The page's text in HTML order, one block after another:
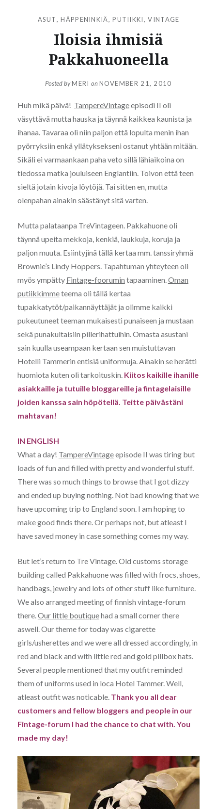
ASUT,HÄPPENINKIÄ,PUTIIKKI,VINTAGE
Iloisia ihmisiä
Pakkahuoneella
Posted byMERI on NOVEMBER 21, 2010
Huh mikä päivä! TampereVintageepisodi II oli
väsyttävä mutta hauska ja täynnä kaikkea kaunista ja
ihanaa. Tavaraa oli niin paljon että lopulta menin ihan
pyörryksiin enkä yllätyksekseni ostanut yhtään mitään.
Sikäli ei varmaankaan paha veto sillä lähiaikoina on
tiedossa matka jouluiseen Englantiin. Toivon että teen
sieltä jotain kivoja löytöjä. Tai sitten en, mutta
olenpahan ainakin säästänyt sitä varten.
Mutta palataanpa TreVintageen. Pakkahuone oli
täynnä upeita mekkoja, kenkiä, laukkuja, koruja ja
paljon muuta. Esiintyjinä tällä kertaa mm. tanssiryhmä
Brownie’s Lindy Hoppers. Tapahtuman yhteyteen oli
myös ympätty Fintage-foorumin tapaaminen.Oman
putiikkimmeteema oli tällä kertaa
tupakkatytöt/paikannäyttäjät ja olimme kaikki
pukeutuneet teeman mukaisesti punaiseen ja mustaan
sekä punakultaisiin pillerihattuihin. Omasta asustani
sain kuulla useampaan kertaan sen muistuttavan
Hotelli Tammerin entisiä uniformuja. Ainakin se herätti
huomiota kuten oli tarkoituskin. Kiitos kaikille ihanille
asiakkaille ja tutuille bloggareille ja fintagelaisille
joiden kanssa sain höpötellä. Teitte päivästäni
mahtavan!
IN ENGLISH
What a day! TampereVintageepisode II was tiring but
loads of fun and filled with pretty and wonderful stuff.
There was so much things to browse that I got dizzy
and ended up buying nothing. Not bad knowing that we
have upcoming trip to England soon. I am hoping to
make good finds there. Or perhaps not, but atleast I
have saved money in case something comes my way.
But let’s return to Tre Vintage. Old customs storage
building called Pakkahuone was filled with frocs, shoes,
handbags, jewelry and lots of other stuff like furniture.
We also arranged meeting of finnish vintage-forum
there.Our little boutiquehad a small corner there
aswell. Our theme for today was cigarette
girls/usherettes and we were all dressed accordingly, in
red and black and with little red and gold pillbox hats.
Several people mentioned that my outfit reminded
them of uniforms used in loca Hotel Tammer. Well,
atleast outfit was noticable. Thank you all dear
customers and fellow bloggers and people in our
Fintage-forum I had the chance to chat with. You
made my day!